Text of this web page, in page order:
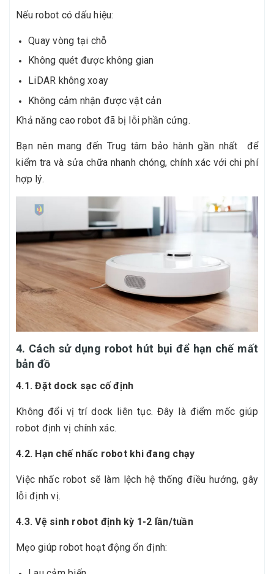
Nếu robot có dấu hiệu:
Quay vòng tại chỗ
Không quét được không gian
LiDAR không xoay
Không cảm nhận được vật cản
Khả năng cao robot đã bị lỗi phần cứng.
Bạn nên mang đến Trug tâm bảo hành gần nhất để
kiểm tra và sửa chữa nhanh chóng, chính xác với chi phí
hợp lý.
4. Cách sử dụng robot hút bụi để hạn chế mất
bản đồ
4.1. Đặt dock sạc cố định
Không đổi vị trí dock liên tục. Đây là điểm mốc giúp
robot định vị chính xác.
4.2. Hạn chế nhấc robot khi đang chạy
Việc nhấc robot sẽ làm lệch hệ thống điều hướng, gây
lỗi định vị.
4.3. Vệ sinh robot định kỳ 1-2 lần/tuần
Mẹo giúp robot hoạt động ổn định: